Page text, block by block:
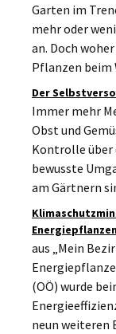
Garten im
mehr oder
an. Doch
Pflanzen beim
Der
Immer mehr
Obst und
Kontrolle über
bewusste
am Gärtnern
aus „Mein
(OÖ) wurde
neun weiteren